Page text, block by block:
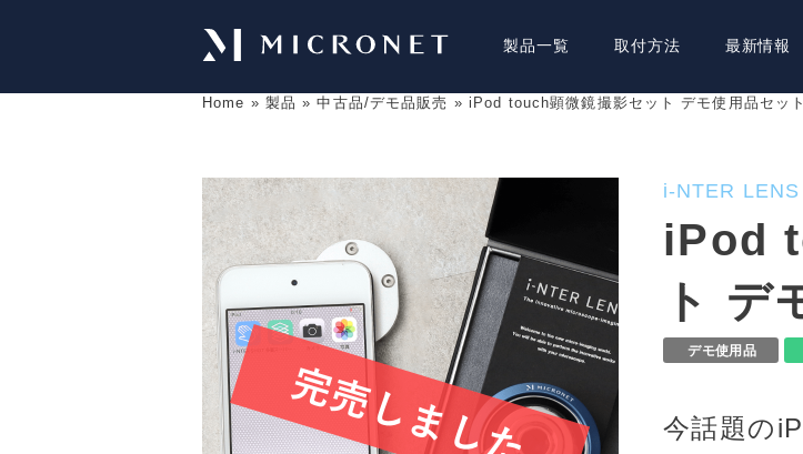
製品一覧 取付方法 最新情報
Home » 製品 » 中古品/デモ品販売 » iPod touch顕微鏡撮影セット デモ使用品セット
i-NTER
iPod
ト デ
今話題の